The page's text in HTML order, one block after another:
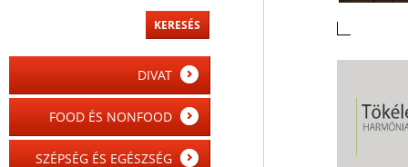
DIVAT
FOOD ÉS NONFOOD
SZÉPSÉG ÉS EGÉSZSÉG